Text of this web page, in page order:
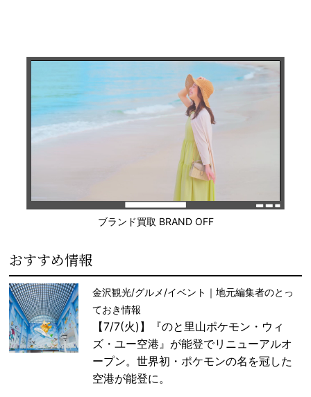
ブランド買取 BRAND OFF
おすすめ情報
金沢観光/グルメ/イベント｜地元編集者のとっ
ておき情報
【7/7(火)】『のと里山ポケモン・ウィ
ズ・ユー空港』が能登でリニューアルオ
ープン。世界初・ポケモンの名を冠した
空港が能登に。